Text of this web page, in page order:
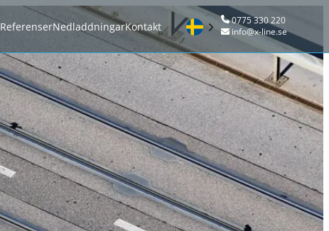
ReferenserNedladdningarKontakt
0775 330 220
info@x-line.se